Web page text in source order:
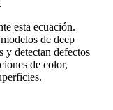
esta ecuación.
de deep
y detectan defectos
de color,